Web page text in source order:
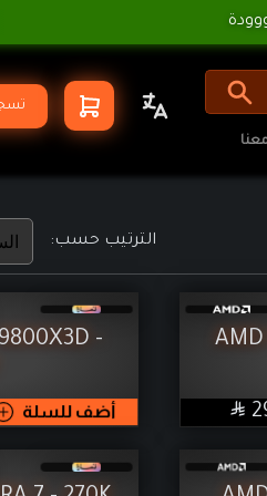
الترتيب حسب:
AMD

-
أضف للسلة